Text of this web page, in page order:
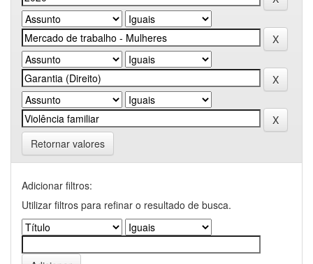
Retornar valores
Adicionar filtros:
Utilizar filtros para refinar o resultado de busca.